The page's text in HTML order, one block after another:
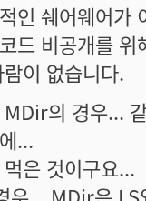
인 쉐어웨어가
드 비공개를
이 없습니다.
의 경우...
...
은 것이구요...